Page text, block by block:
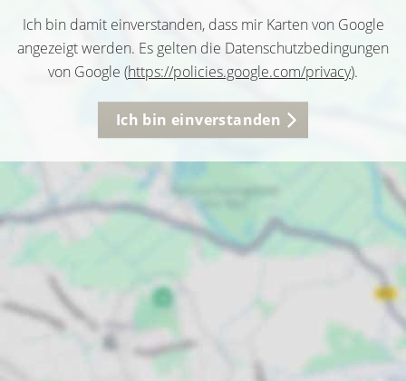
Ich bin damit einverstanden, dass mir Karten von Google
angezeigt werden. Es gelten die Datenschutzbedingungen
von Google (https://policies.google.com/privacy).
Ich bin einverstanden